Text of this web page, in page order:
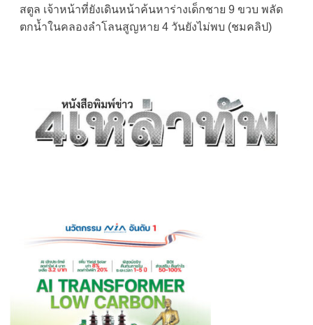
navigation
สตูล เจ้าหน้าที่ยังเดินหน้าค้นหาร่างเด็กชาย 9 ขวบ พลัด
ตกน้ำในคลองลำโลนสูญหาย 4 วันยังไม่พบ (ชมคลิป)